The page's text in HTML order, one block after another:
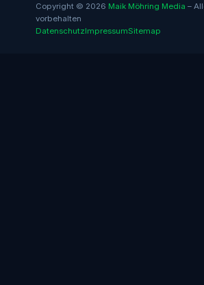
Copyright © 2026 Maik Möhring Media –
vorbehalten
DatenschutzImpressumSitemap